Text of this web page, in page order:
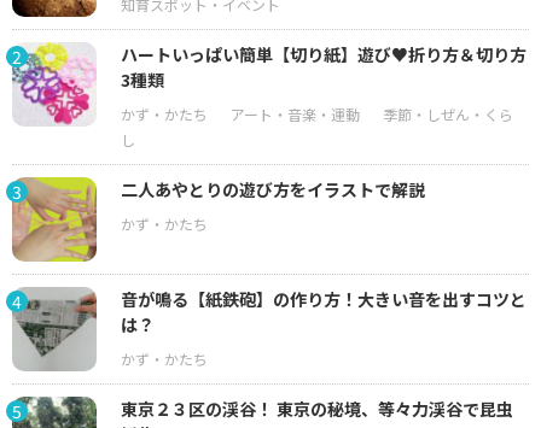
2
ハートいっぱい簡単【切り紙】遊び♥折り方＆切り方
3種類
3 二人あやとりの遊び方をイラストで解説
4
音が鳴る【紙鉄砲】の作り方！大きい音を出すコツと
は？
5
東京２３区の渓谷！ 東京の秘境、等々力渓谷で昆虫